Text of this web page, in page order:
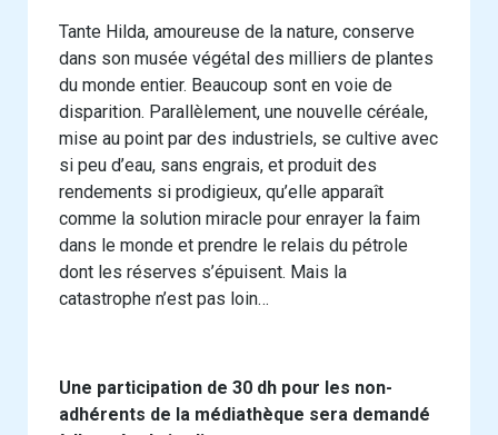
Tante Hilda, amoureuse de la nature, conserve
dans son musée végétal des milliers de plantes
du monde entier. Beaucoup sont en voie de
disparition. Parallèlement, une nouvelle céréale,
mise au point par des industriels, se cultive avec
si peu d’eau, sans engrais, et produit des
rendements si prodigieux, qu’elle apparaît
comme la solution miracle pour enrayer la faim
dans le monde et prendre le relais du pétrole
dont les réserves s’épuisent. Mais la
catastrophe n’est pas loin…
Une participation de 30 dh pour les non-
adhérents de la médiathèque sera demandé